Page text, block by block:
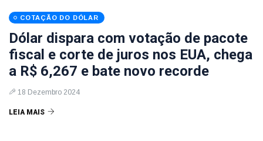
COTAÇÃO DO DÓLAR
Dólar dispara com votação de pacote
fiscal e corte de juros nos EUA, chega
a R$ 6,267 e bate novo recorde
18 Dezembro 2024
LEIA MAIS